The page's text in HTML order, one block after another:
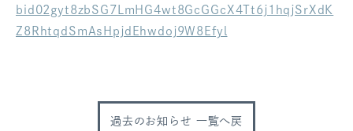
ログアウト
bid02gyt8zbSG7LmHG4wt8GcGGcX4Tt6j1hqjSrXdK
Z8RhtqdSmAsHpjdEhwdoj9W8Efyl
過去のお知らせ 一覧へ戻